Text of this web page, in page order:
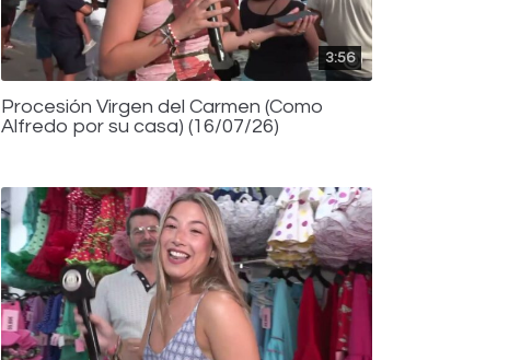
3:56
Procesión Virgen del Carmen (Como
Alfredo por su casa) (16/07/26)